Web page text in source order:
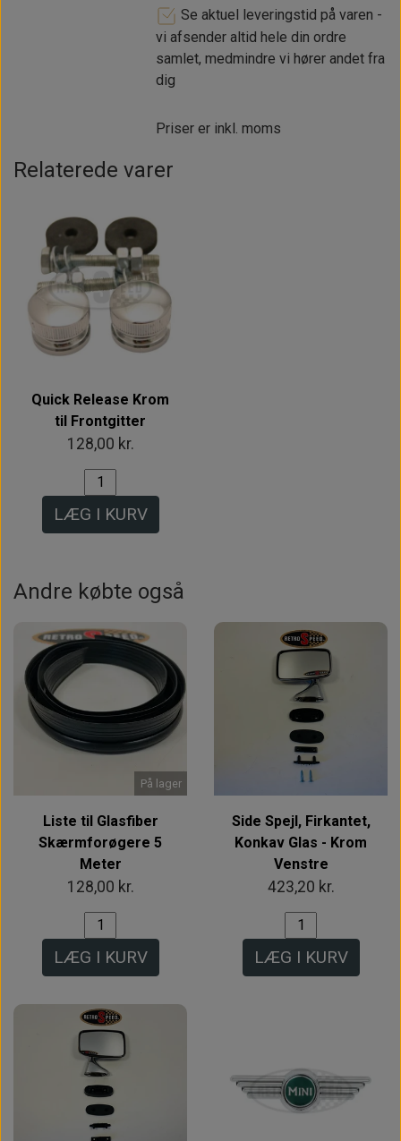
Se aktuel leveringstid på varen -
vi afsender altid hele din ordre
samlet, medmindre vi hører andet fra
dig
Priser er inkl. moms
Relaterede varer
Quick Release Krom
til Frontgitter
128,00 kr.
LÆG I KURV
Andre købte også
På lager
Liste til Glasfiber
Skærmforøgere 5
Meter
128,00 kr.
LÆG I KURV
Side Spejl, Firkantet,
Konkav Glas - Krom
Venstre
423,20 kr.
LÆG I KURV